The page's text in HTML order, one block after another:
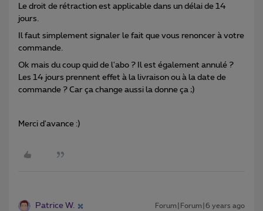
Le droit de rétraction est applicable dans un délai de 14
jours.
Il faut simplement signaler le fait que vous renoncer à votre
commande.
Ok mais du coup quid de l'abo ? Il est également annulé ?
Les 14 jours prennent effet à la livraison ou à la date de
commande ? Car ça change aussi la donne ça ;)
Merci d'avance :)
Patrice W. Forum|Forum|6 years ago